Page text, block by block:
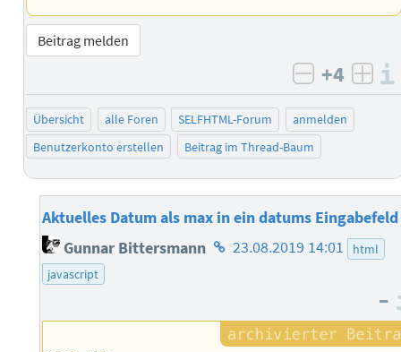
Beitrag melden
negativ
+4
Übersicht alle Foren SELFHTML-Forum
anmelden
Benutzerkonto erstellen
Beitrag im Thread-Baum
Aktuelles Datum als max in ein datums Eingabefeld
Gunnar Bittersmann Homepage
23.08.2019 14:01
html
javascript
–